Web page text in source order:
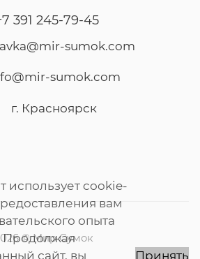
391 245-79-45
sumok.com
sumok.com
г. Красноярск
© Мир Сумок
использует cookie-
вам
опыта
Продолжая
сайт, вы
Принять